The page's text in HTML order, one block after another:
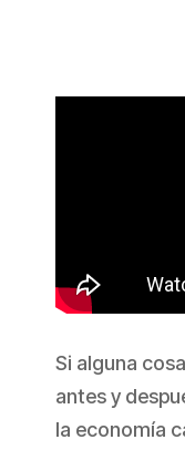
Si alguna
antes y
la economía